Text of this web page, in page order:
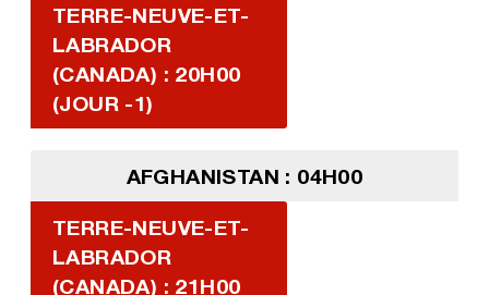
TERRE-NEUVE-ET-
LABRADOR
(CANADA) : 20H00
(JOUR -1)
AFGHANISTAN : 04H00
TERRE-NEUVE-ET-
LABRADOR
(CANADA) : 21H00